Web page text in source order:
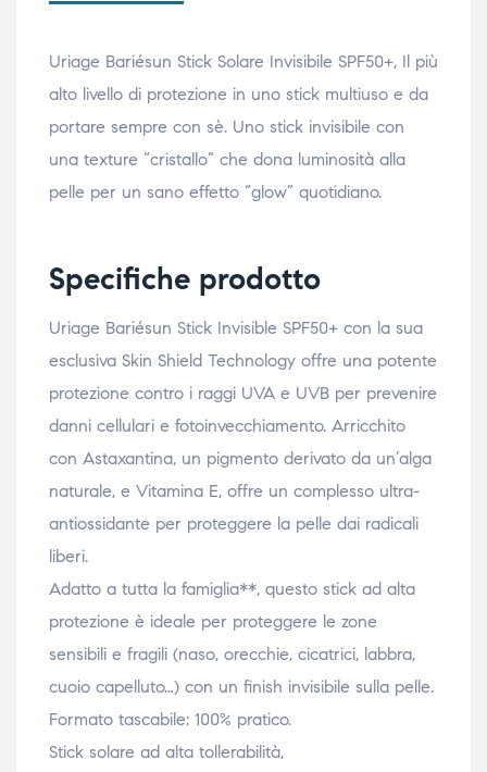
Uriage Bariésun Stick Solare Invisibile SPF50+, Il più
alto livello di protezione in uno stick multiuso e da
portare sempre con sè. Uno stick invisibile con
una texture “cristallo” che dona luminosità alla
pelle per un sano effetto “glow” quotidiano.
Specifiche prodotto
Uriage Bariésun Stick Invisible SPF50+ con la sua
esclusiva Skin Shield Technology offre una potente
protezione contro i raggi UVA e UVB per prevenire
danni cellulari e fotoinvecchiamento. Arricchito
con Astaxantina, un pigmento derivato da un’alga
naturale, e Vitamina E, offre un complesso ultra-
antiossidante per proteggere la pelle dai radicali
liberi.
Adatto a tutta la famiglia**, questo stick ad alta
protezione è ideale per proteggere le zone
sensibili e fragili (naso, orecchie, cicatrici, labbra,
cuoio capelluto…) con un finish invisibile sulla pelle.
Formato tascabile: 100% pratico.
Stick solare ad alta tollerabilità,